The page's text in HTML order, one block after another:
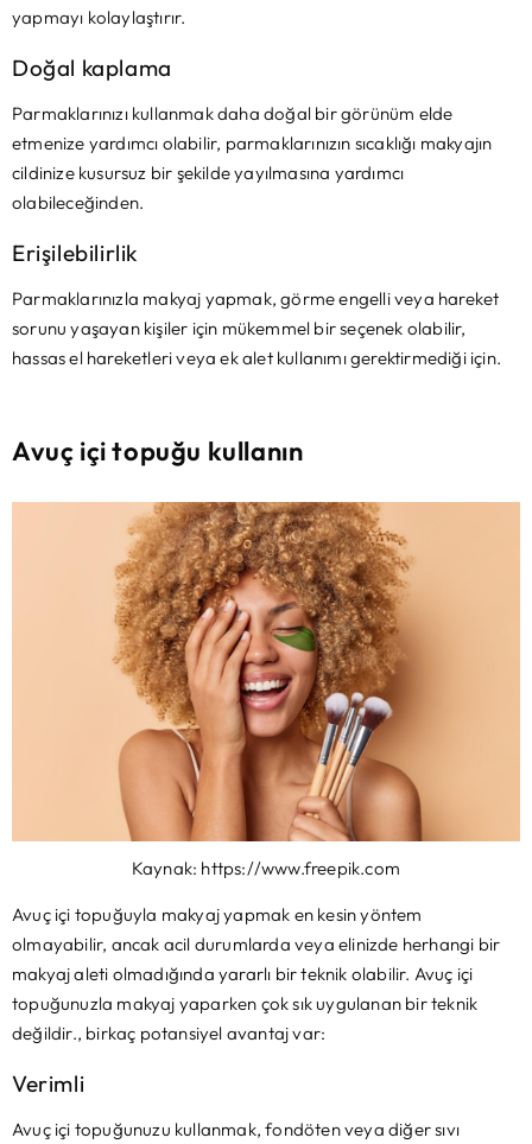
yapmayı kolaylaştırır.
Doğal kaplama
Parmaklarınızı kullanmak daha doğal bir görünüm elde
etmenize yardımcı olabilir, parmaklarınızın sıcaklığı makyajın
cildinize kusursuz bir şekilde yayılmasına yardımcı
olabileceğinden.
Erişilebilirlik
Parmaklarınızla makyaj yapmak, görme engelli veya hareket
sorunu yaşayan kişiler için mükemmel bir seçenek olabilir,
hassas el hareketleri veya ek alet kullanımı gerektirmediği için.
Avuç içi topuğu kullanın
Kaynak: https://www.freepik.com
Avuç içi topuğuyla makyaj yapmak en kesin yöntem
olmayabilir, ancak acil durumlarda veya elinizde herhangi bir
makyaj aleti olmadığında yararlı bir teknik olabilir. Avuç içi
topuğunuzla makyaj yaparken çok sık uygulanan bir teknik
değildir., birkaç potansiyel avantaj var:
Verimli
Avuç içi topuğunuzu kullanmak, fondöten veya diğer sıvı